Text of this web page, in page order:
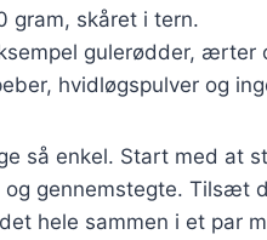
gram, skåret i tern.
gulerødder, ærter
hvidløgspulver og
så enkel. Start med at
gennemstegte. Tilsæt
hele sammen i et par